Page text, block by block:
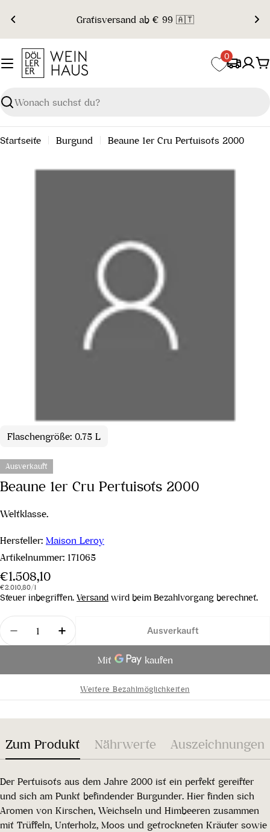
Inhalt
springen
Gratisversand ab € 99 🇦🇹
Suchen
0
Startseite Burgund Beaune 1er Cru Pertuisots 2000
Flaschengröße: 0.75 L
Ausverkauft
Beaune 1er Cru Pertuisots 2000
Weltklasse.
Hersteller: Maison Leroy
Artikelnummer: 171065
Regulärer
Preis
€1.508,10
Stückpreis
€2.010,80/pro
l
Steuer inbegriffen. Versand wird beim Bezahlvorgang berechnet.
Menge
Menge für Beaune 1er Cru Pertuisots 2000
Menge für Beaune 1er Cru Pertuisots
Ausverkauft
Weitere Bezahlmöglichkeiten
Zum Produkt Nährwerte Auszeichnungen
Der Pertuisots aus dem Jahre 2000 ist ein perfekt gereifter
und sich am Punkt befindender Burgunder. Hier finden sich
Aromen von Kirschen, Weichseln und Himbeeren zusammen
mit Trüffeln, Unterholz, Moos und getrockneten Kräuter sowie